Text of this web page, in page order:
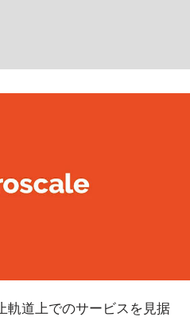
軌道上でのサービスを見据